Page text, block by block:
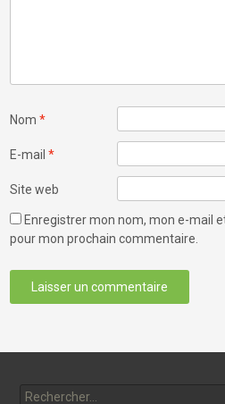
Nom*
E-mail*
Site web
Enregistrer mon nom, mon e-mail
pour mon prochain commentaire.